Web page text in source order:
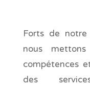
Forts de notre
nous
compétences
des